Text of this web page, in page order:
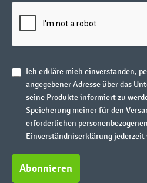
Ich erkläre mich einverstanden,
angegebener Adresse über das
seine Produkte informiert zu
Speicherung meiner für den
erforderlichen
Einverständniserklärung
Abonnieren